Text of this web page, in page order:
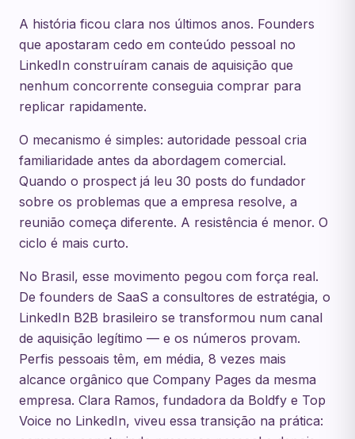
A história ficou clara nos últimos anos. Founders
que apostaram cedo em conteúdo pessoal no
LinkedIn construíram canais de aquisição que
nenhum concorrente conseguia comprar para
replicar rapidamente.
O mecanismo é simples: autoridade pessoal cria
familiaridade antes da abordagem comercial.
Quando o prospect já leu 30 posts do fundador
sobre os problemas que a empresa resolve, a
reunião começa diferente. A resistência é menor. O
ciclo é mais curto.
No Brasil, esse movimento pegou com força real.
De founders de SaaS a consultores de estratégia, o
LinkedIn B2B brasileiro se transformou num canal
de aquisição legítimo — e os números provam.
Perfis pessoais têm, em média, 8 vezes mais
alcance orgânico que Company Pages da mesma
empresa. Clara Ramos, fundadora da Boldfy e Top
Voice no LinkedIn, viveu essa transição na prática: